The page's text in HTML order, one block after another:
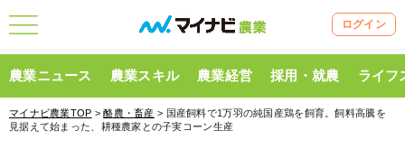
ログイン
農業ニュース 農業スキル 農業経営 採用・就農 ライフ
マイナビ農業TOP >酪農・畜産 > 国産飼料で1万羽の純国産鶏を飼育。飼料高騰を
見据えて始まった、耕種農家との子実コーン生産